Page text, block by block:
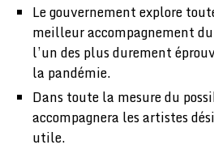
Le gouvernement explore
meilleur accompagnement
l’un des plus durement
la pandémie.
Dans toute la mesure du
accompagnera les artistes
utile.